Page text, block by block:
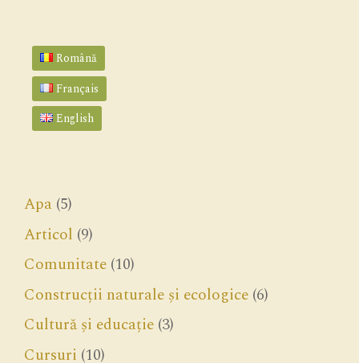
Română
Français
English
Apa (5)
Articol (9)
Comunitate (10)
Construcții naturale și ecologice (6)
Cultură și educație (3)
Cursuri (10)